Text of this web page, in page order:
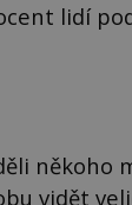
lidí
někoho
vidět